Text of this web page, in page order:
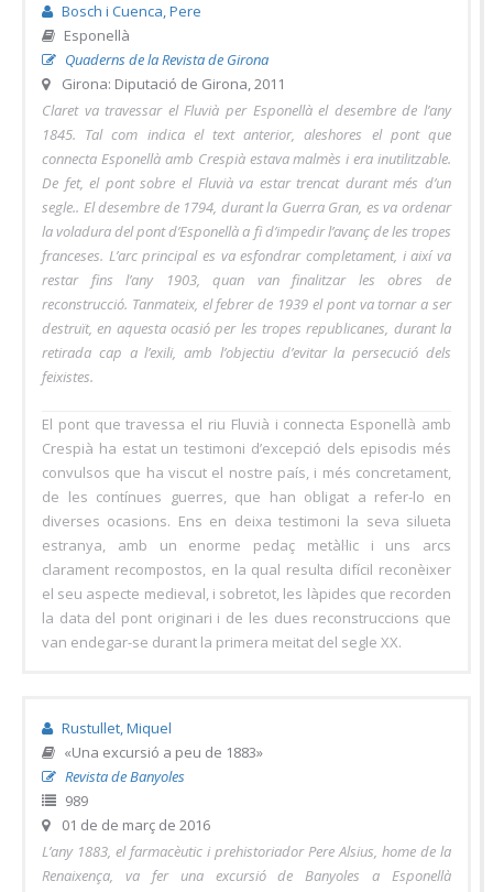
Bosch i Cuenca, Pere
Esponellà
Quaderns de la Revista de Girona
Girona: Diputació de Girona, 2011
Claret va travessar el Fluvià per Esponellà el desembre de l’any
1845. Tal com indica el text anterior, aleshores el pont que
connecta Esponellà amb Crespià estava malmès i era inutilitzable.
De fet, el pont sobre el Fluvià va estar trencat durant més d’un
segle.. El desembre de 1794, durant la Guerra Gran, es va ordenar
la voladura del pont d’Esponellà a fi d’impedir l’avanç de les tropes
franceses. L’arc principal es va esfondrar completament, i així va
restar fins l’any 1903, quan van finalitzar les obres de
reconstrucció. Tanmateix, el febrer de 1939 el pont va tornar a ser
destruït, en aquesta ocasió per les tropes republicanes, durant la
retirada cap a l’exili, amb l’objectiu d’evitar la persecució dels
feixistes.
El pont que travessa el riu Fluvià i connecta Esponellà amb
Crespià ha estat un testimoni d’excepció dels episodis més
convulsos que ha viscut el nostre país, i més concretament,
de les contínues guerres, que han obligat a refer-lo en
diverses ocasions. Ens en deixa testimoni la seva silueta
estranya, amb un enorme pedaç metàl·lic i uns arcs
clarament recompostos, en la qual resulta difícil reconèixer
el seu aspecte medieval, i sobretot, les làpides que recorden
la data del pont originari i de les dues reconstruccions que
van endegar-se durant la primera meitat del segle XX.
Rustullet, Miquel
«Una excursió a peu de 1883»
Revista de Banyoles
989
01 de de març de 2016
L’any 1883, el farmacèutic i prehistoriador Pere Alsius, home de la
Renaixença, va fer una excursió de Banyoles a Esponellà